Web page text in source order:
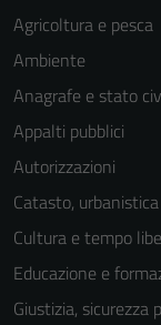
Agricoltura e pesca
Ambiente
Anagrafe e stato
Appalti pubblici
Autorizzazioni
Catasto,
Cultura e tempo
Educazione e
Giustizia, sicurezza